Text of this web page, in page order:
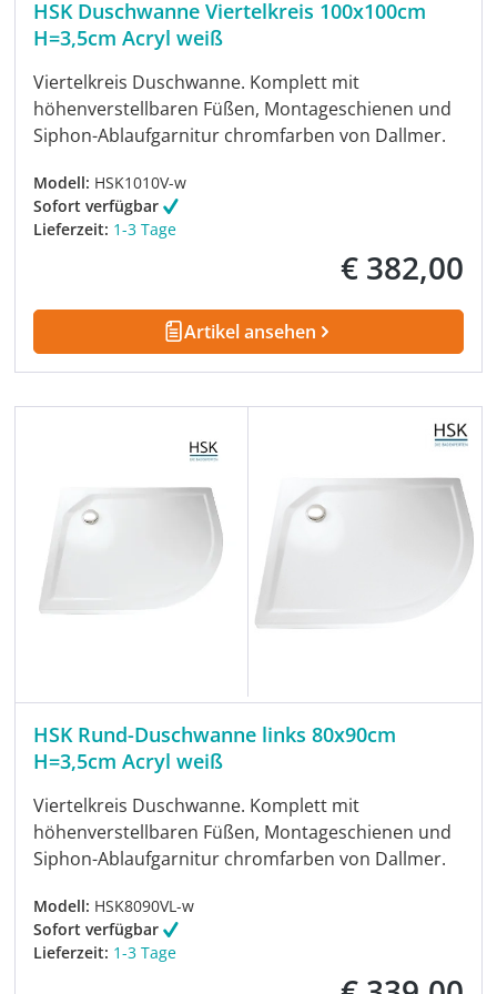
HSK Duschwanne Viertelkreis 100x100cm
H=3,5cm Acryl weiß
Viertelkreis Duschwanne. Komplett mit
höhenverstellbaren Füßen, Montageschienen und
Siphon-Ablaufgarnitur chromfarben von Dallmer.
Modell: HSK1010V-w
Sofort verfügbar
Lieferzeit: 1-3 Tage
Regulärer Preis:
€ 382,00
Artikel ansehen
HSK Rund-Duschwanne links 80x90cm
H=3,5cm Acryl weiß
Viertelkreis Duschwanne. Komplett mit
höhenverstellbaren Füßen, Montageschienen und
Siphon-Ablaufgarnitur chromfarben von Dallmer.
Modell: HSK8090VL-w
Sofort verfügbar
Lieferzeit: 1-3 Tage
Regulärer Preis: